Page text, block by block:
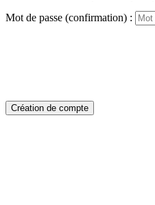
Mot de passe (confirmation) :
Création de compte